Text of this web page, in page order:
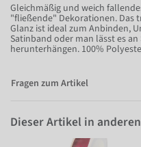
Gleichmäßig und weich
"fließende" Dekorationen. Das
Glanz ist ideal zum Anbinden,
Satinband oder man lässt es
herunterhängen. 100%
Fragen zum Artikel
Dieser Artikel in